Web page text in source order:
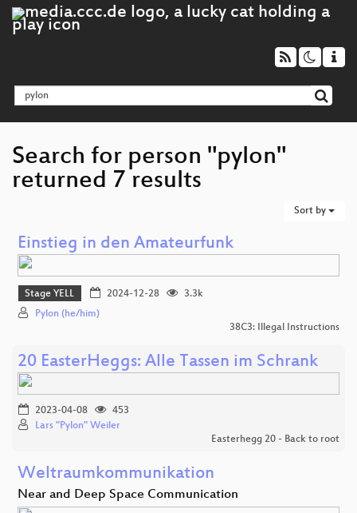
Search for person "pylon"
returned 7 results
Sort by
Einstieg in den Amateurfunk
Stage YELL 2024-12-28
3.3k
Pylon (he/him)
38C3: Illegal Instructions
20 EasterHeggs: Alle Tassen im Schrank
2023-04-08
453
Lars "Pylon" Weiler
Easterhegg 20 - Back to root
Weltraumkommunikation
Near and Deep Space Communication